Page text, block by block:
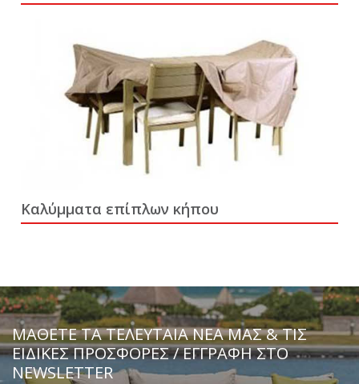
Καλύμματα επίπλων κήπου
ΜΆΘΕΤΕ ΤΑ ΤΕΛΕΥΤΑΊΑ ΝΈΑ ΜΑΣ & ΤΙΣ
ΕΙΔΙΚΈΣ ΠΡΟΣΦΟΡΈΣ / ΕΓΓΡΑΦΗ ΣΤΟ
NEWSLETTER